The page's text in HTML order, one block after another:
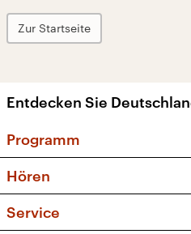
Zur Startseite
Entdecken Sie
Programm
Sendungen und
Musikliste
Hören
Service